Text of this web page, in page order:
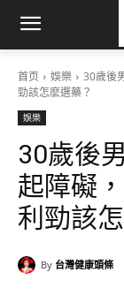
首页 娛樂
30歲後
勁該怎麼選藥？
娛樂
30歲後
起障礙
利勁該
By 台灣健康頭條